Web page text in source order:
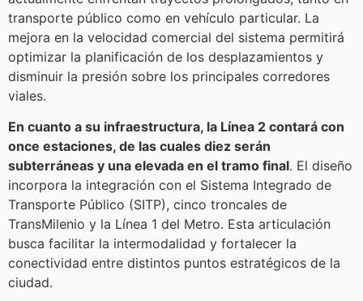
transporte público como en vehículo particular. La
mejora en la velocidad comercial del sistema permitirá
optimizar la planificación de los desplazamientos y
disminuir la presión sobre los principales corredores
viales.
En cuanto a su infraestructura, la Línea 2 contará con
once estaciones, de las cuales diez serán
subterráneas y una elevada en el tramo final. El diseño
incorpora la integración con el Sistema Integrado de
Transporte Público (SITP), cinco troncales de
TransMilenio y la Línea 1 del Metro. Esta articulación
busca facilitar la intermodalidad y fortalecer la
conectividad entre distintos puntos estratégicos de la
ciudad.